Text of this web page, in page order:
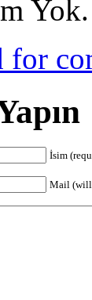
Yok.
for
İsim
Mail (will